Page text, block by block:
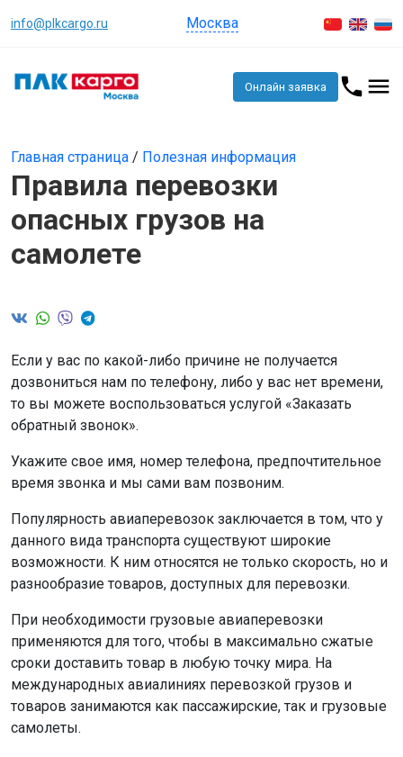
info@plkcargo.ru Москва
Онлайн заявка
Главная страница / Полезная информация
Правила перевозки
опасных грузов на
самолете
Если у вас по какой-либо причине не получается
дозвониться нам по телефону, либо у вас нет времени,
то вы можете воспользоваться услугой «Заказать
обратный звонок».
Укажите свое имя, номер телефона, предпочтительное
время звонка и мы сами вам позвоним.
Популярность авиаперевозок заключается в том, что у
данного вида транспорта существуют широкие
возможности. К ним относятся не только скорость, но и
разнообразие товаров, доступных для перевозки.
При необходимости грузовые авиаперевозки
применяются для того, чтобы в максимально сжатые
сроки доставить товар в любую точку мира. На
международных авиалиниях перевозкой грузов и
товаров занимаются как пассажирские, так и грузовые
самолеты.